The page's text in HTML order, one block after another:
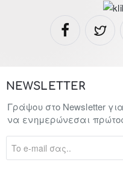
NEWSLETTER
Γράψου στο Newsletter
να ενημερώνεσαι